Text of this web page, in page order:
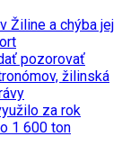
Žiline a chýba jej
pozorovať
žilinská
za rok
1 600 ton